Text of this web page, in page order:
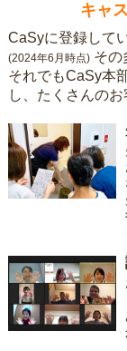
キャ
CaSyに登録して
(2024年6月時点) その
それでもCaSy本
し、たくさんのお